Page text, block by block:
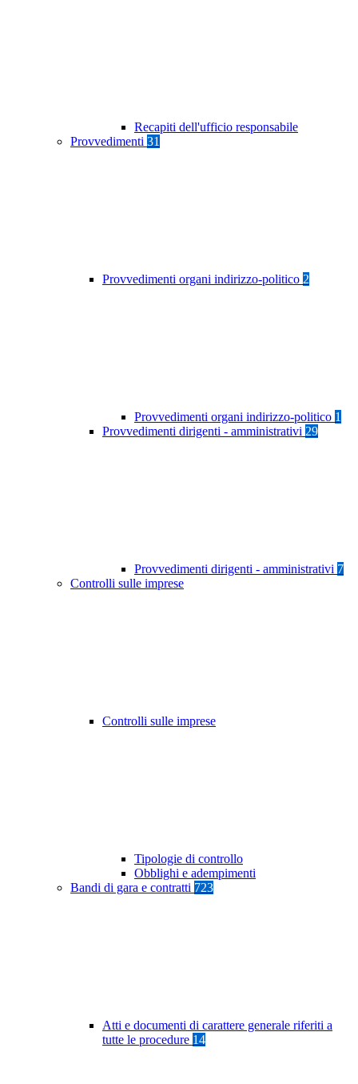
Recapiti dell'ufficio responsabile
Provvedimenti 31
Provvedimenti organi indirizzo-politico 2
Provvedimenti organi indirizzo-politico 1
Provvedimenti dirigenti - amministrativi 29
Provvedimenti dirigenti - amministrativi 7
Controlli sulle imprese
Controlli sulle imprese
Tipologie di controllo
Obblighi e adempimenti
Bandi di gara e contratti 723
Atti e documenti di carattere generale riferiti a
tutte le procedure 14